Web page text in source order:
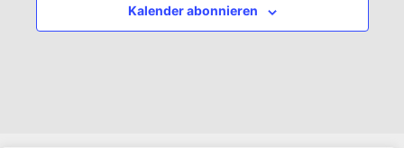
Kalender abonnieren